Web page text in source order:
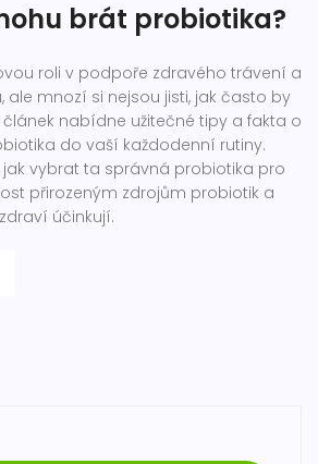
brát probiotika?
roli v podpoře zdravého trávení a
ale mnozí si nejsou jisti, jak často by
článek nabídne užitečné tipy a fakta o
do vaší každodenní rutiny.
jak vybrat ta správná probiotika pro
přirozeným zdrojům probiotik a
účinkují.